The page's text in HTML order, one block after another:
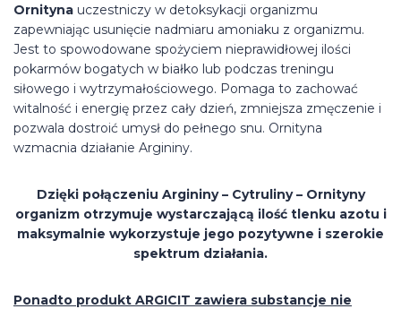
Ornityna uczestniczy w detoksykacji organizmu
zapewniając usunięcie nadmiaru amoniaku z organizmu.
Jest to spowodowane spożyciem nieprawidłowej ilości
pokarmów bogatych w białko lub podczas treningu
siłowego i wytrzymałościowego. Pomaga to zachować
witalność i energię przez cały dzień, zmniejsza zmęczenie i
pozwala dostroić umysł do pełnego snu. Ornityna
wzmacnia działanie Argininy.
Dzięki połączeniu Argininy – Cytruliny – Ornityny
organizm otrzymuje wystarczającą ilość tlenku azotu i
maksymalnie wykorzystuje jego pozytywne i szerokie
spektrum działania.
Ponadto produkt ARGICIT zawiera substancje nie